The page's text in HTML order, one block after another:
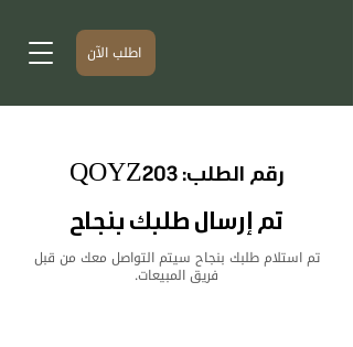
اطلب الآن
رقم الطلب: QOYZ203
تم إرسال طلبك بنجاح
تم استلام طلبك بنجاح سيتم التواصل معك من قبل
فريق المبيعات.